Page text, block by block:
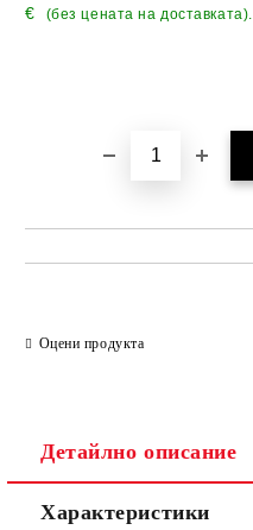
€
(без цената на доставката).
Оцени продукта
Детайлно описание
Характеристики